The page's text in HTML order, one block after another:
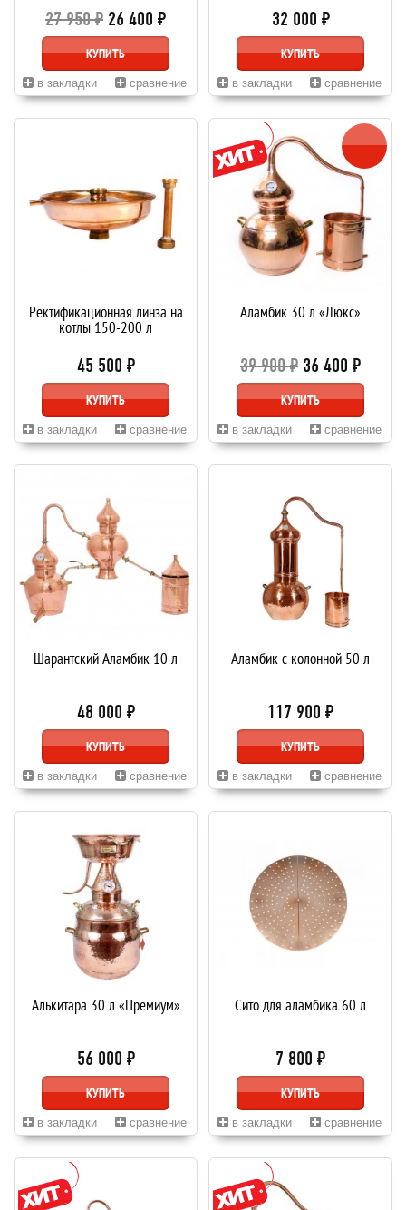
27 950 ₽ 26 400 ₽
КУПИТЬ
в закладки сравнение
32 000 ₽
КУПИТЬ
в закладки сравнение
Ректификационная линза на
котлы 150-200 л
45 500 ₽
КУПИТЬ
в закладки сравнение
Аламбик 30 л «Люкс»
39 900 ₽ 36 400 ₽
КУПИТЬ
в закладки сравнение
Шарантский Аламбик 10 л
48 000 ₽
КУПИТЬ
в закладки сравнение
Аламбик с колонной 50 л
117 900 ₽
КУПИТЬ
в закладки сравнение
Алькитара 30 л «Премиум»
56 000 ₽
КУПИТЬ
в закладки сравнение
Сито для аламбика 60 л
7 800 ₽
КУПИТЬ
в закладки сравнение